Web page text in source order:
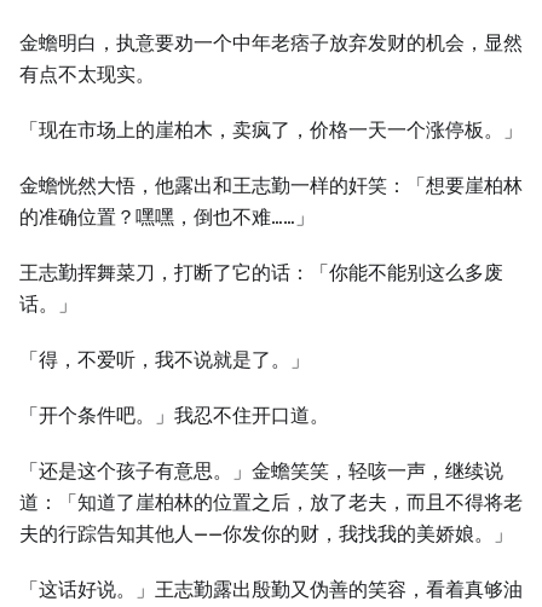
金蟾明白，执意要劝一个中年老痞子放弃发财的机会，显然
有点不太现实。
「现在市场上的崖柏木，卖疯了，价格一天一个涨停板。」
金蟾恍然大悟，他露出和王志勤一样的奸笑：「想要崖柏林
的准确位置？嘿嘿，倒也不难……」
王志勤挥舞菜刀，打断了它的话：「你能不能别这么多废
话。」
「得，不爱听，我不说就是了。」
「开个条件吧。」我忍不住开口道。
「还是这个孩子有意思。」金蟾笑笑，轻咳一声，继续说
道：「知道了崖柏林的位置之后，放了老夫，而且不得将老
夫的行踪告知其他人——你发你的财，我找我的美娇娘。」
「这话好说。」王志勤露出殷勤又伪善的笑容，看着真够油